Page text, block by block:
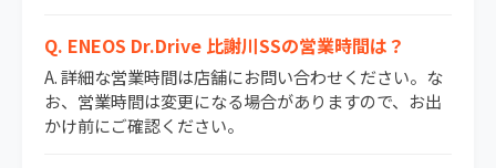
Q. ENEOS Dr.Drive 比謝川SSの営業時間は？
A. 詳細な営業時間は店舗にお問い合わせください。な
お、営業時間は変更になる場合がありますので、お出
かけ前にご確認ください。